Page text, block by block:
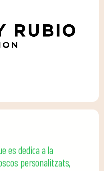
es dedica a la
personalitzats,